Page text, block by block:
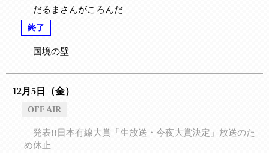
だるまさんがころんだ
終了
国境の壁
12月5日（金）
OFF AIR
発表!!日本有線大賞「生放送・今夜大賞決定」放送のた
め休止